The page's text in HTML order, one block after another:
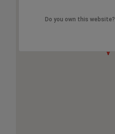
Do you own this website?